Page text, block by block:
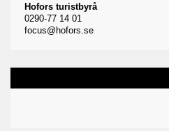
Hofors turistbyrå
0290-77 14 01
focus@hofors.se